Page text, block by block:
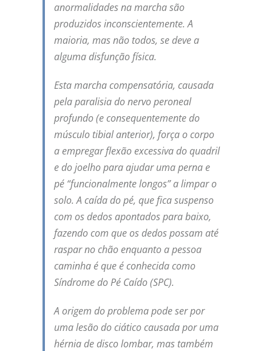
anormalidades na marcha são
produzidos inconscientemente. A
maioria, mas não todos, se deve a
alguma disfunção física.
Esta marcha compensatória, causada
pela paralisia do nervo peroneal
profundo (e consequentemente do
músculo tibial anterior), força o corpo
a empregar flexão excessiva do quadril
e do joelho para ajudar uma perna e
pé “funcionalmente longos” a limpar o
solo. A caída do pé, que fica suspenso
com os dedos apontados para baixo,
fazendo com que os dedos possam até
raspar no chão enquanto a pessoa
caminha é que é conhecida como
Síndrome do Pé Caído (SPC).
A origem do problema pode ser por
uma lesão do ciático causada por uma
hérnia de disco lombar, mas também